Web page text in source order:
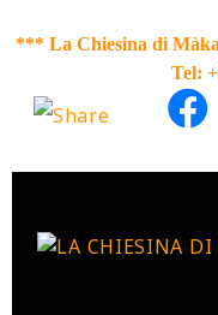
*** La Chiesina di
Tel: